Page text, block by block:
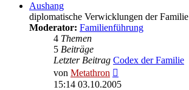
Aushang
diplomatische Verwicklungen der Familie
Moderator: Familienführung
4 Themen
5 Beiträge
Letzter Beitrag Codex der Familie
von Metathron
Beitrag
15:14 03.10.2005